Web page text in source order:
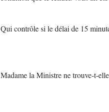
Qui contrôle si le délai de 15
Madame la Ministre ne trouve-t-